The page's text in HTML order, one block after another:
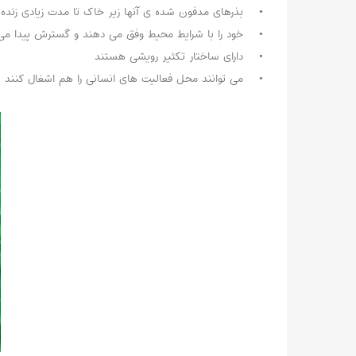
• بذرهای مدفون شده ی آنها زیر خاک تا مدت زیادی
• خود را با شرایط محیط وفق می دهند و گسترش پیدا
• دارای ساختار تکثیر رویشی هستند
• می توانند محل فعالیت های انسانی را هم اشغال کنند